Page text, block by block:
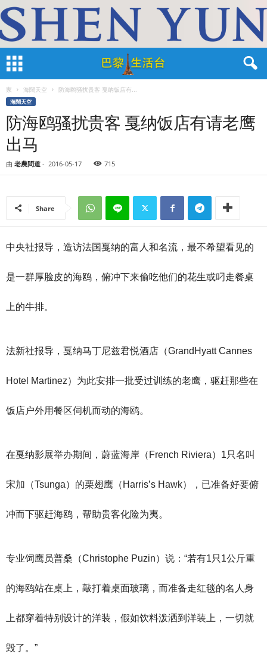
家 海闊天空 防海鸥骚扰贵客 戛纳饭店有...
海闊天空
防海鸥骚扰贵客 戛纳饭店有请老鹰
出马
由 老農問道 - 2016-05-17 715
Share
中央社报导，造访法国戛纳的富人和名流，最不希望看见的
是一群厚脸皮的海鸥，俯冲下来偷吃他们的花生或叼走餐桌
上的牛排。
法新社报导，戛纳马丁尼兹君悦酒店（GrandHyatt Cannes
Hotel Martinez）为此安排一批受过训练的老鹰，驱赶那些在
饭店户外用餐区伺机而动的海鸥。
在戛纳影展举办期间，蔚蓝海岸（French Riviera）1只名叫
宋加（Tsunga）的栗翅鹰（Harris’s Hawk），已准备好要俯
冲而下驱赶海鸥，帮助贵客化险为夷。
专业饲鹰员普桑（Christophe Puzin）说：“若有1只1公斤重
的海鸥站在桌上，敲打着桌面玻璃，而准备走红毯的名人身
上都穿着特别设计的洋装，假如饮料泼洒到洋装上，一切就
毁了。”